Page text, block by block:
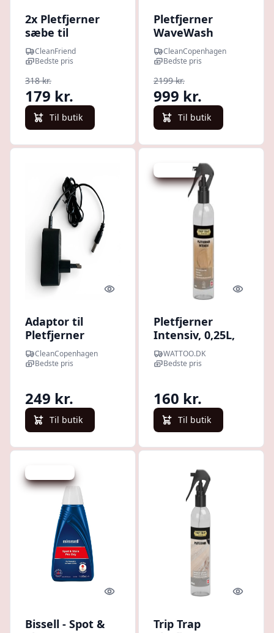
2x Pletfjerner
sæbe til
SpotCleaner
CleanFriend
Bedste pris
318 kr.
179 kr.
Til butik
Pletfjerner
WaveWash
CleanCopenhagen
Bedste pris
2199 kr.
999 kr.
Til butik
Quick look
Adaptor til
Pletfjerner
WaveWash
CleanCopenhagen
Bedste pris
249 kr.
Til butik
Spar -41 kr.
Quick
Pletfjerner
Intensiv, 0,25L,
farvels - Trip Trap
WATTOO.DK
Bedste pris
160 kr.
Til butik
Quick look
Bissell - Spot &
Quick
Trip Trap